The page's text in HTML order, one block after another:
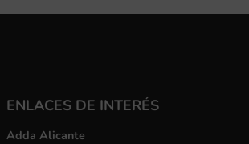
ENLACES DE INTERÉS
Adda Alicante